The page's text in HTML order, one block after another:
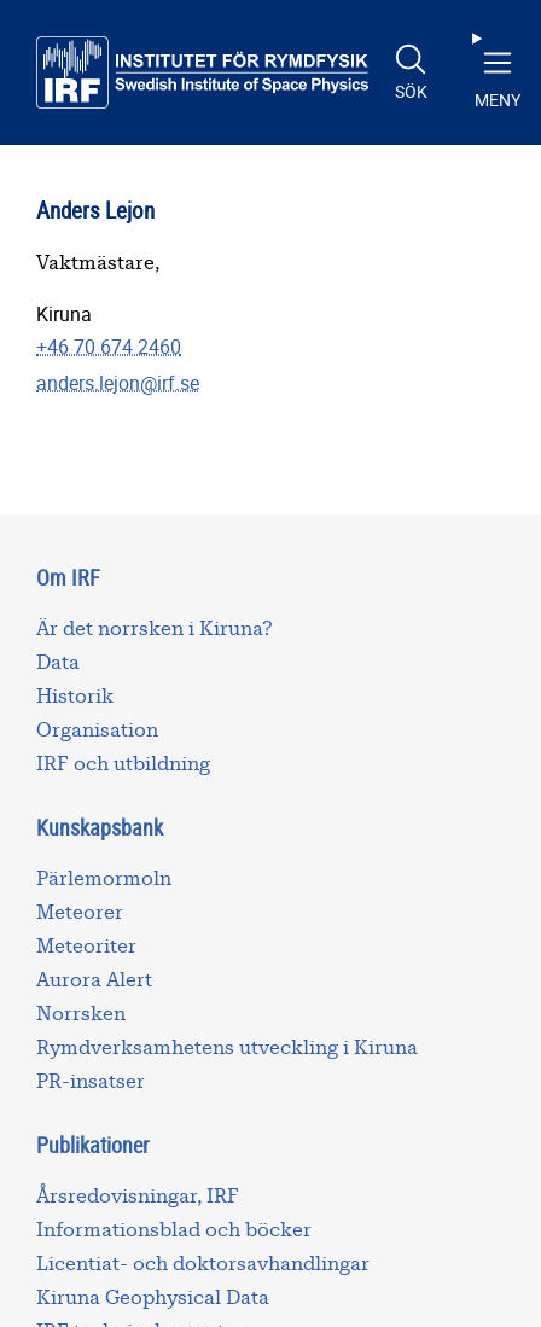
SÖK MENY
Anders Lejon
Vaktmästare,
Kiruna
+46 70 674 2460
anders.lejon@irf.se
Om IRF
Är det norrsken i Kiruna?
Data
Historik
Organisation
IRF och utbildning
Kunskapsbank
Pärlemormoln
Meteorer
Meteoriter
Aurora Alert
Norrsken
Rymdverksamhetens utveckling i Kiruna
PR-insatser
Publikationer
Årsredovisningar, IRF
Informationsblad och böcker
Licentiat- och doktorsavhandlingar
Kiruna Geophysical Data